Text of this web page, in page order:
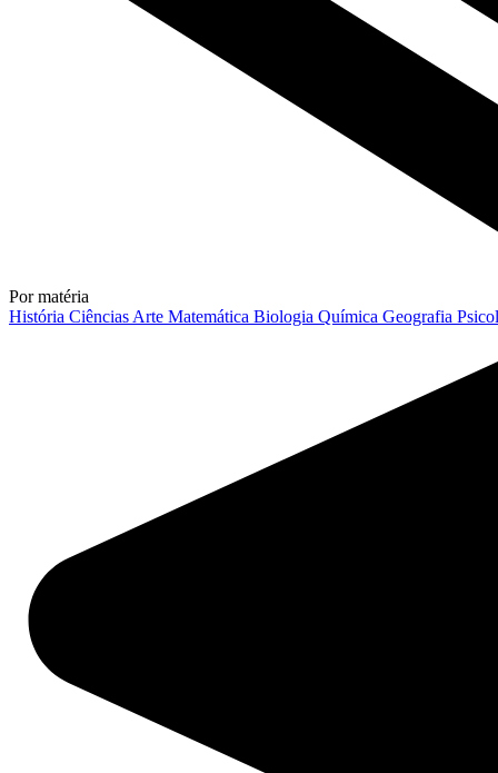
Por matéria
História Ciências Arte Matemática Biologia Química Geografia